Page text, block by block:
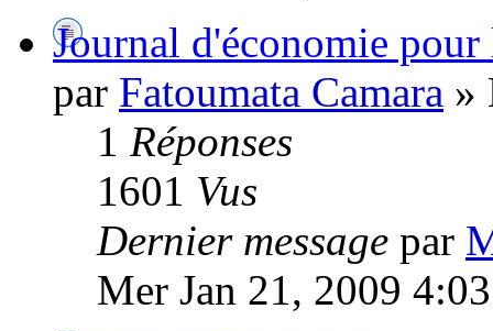
Journal d'économie
par Fatoumata Camara »
1 Réponses
1601 Vus
Dernier message par
Mer Jan 21, 2009